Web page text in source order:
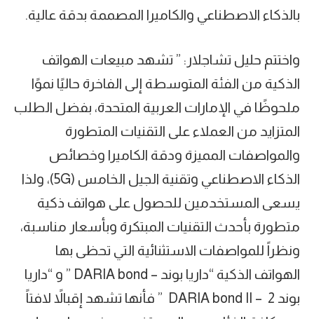
بالذكاء الاصطناعي والكاميرا المصممة بدقة عالية.
واختتم حليل تشاجلار: ” تشهد مبيعات الهواتف
الذكية من الفئة المتوسطة إلى الفاخرة حاليًا نموًا
ملحوظًا في الإمارات العربية المتحدة، بفضل الطلب
المتزايد من العملاء على التقنيات المتطورة
والمواصفات المميزة ودقة الكاميرا وخصائص
الذكاء الاصطناعي وتقنية الجيل الخامس (5G)، ولذا
يسعى المستخدمين للحصول على هواتف ذكية
متطورة بأحدث التقنيات المبتكرة وبأسعار مناسبة،
ونظراً للمواصفات الاستثنائية التي تحظى بها
الهواتف الذكية “داريا بوند – DARIA bond ” و “داريا
بوند 2 – DARIA bond II ” فأنها تشهد إقبالاً لافتاً